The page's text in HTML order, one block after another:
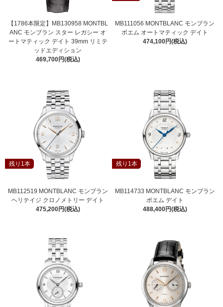
【1786本限定】MB130958 MONTBL
ANC モンブラン スター レガシー オ
ートマティック デイト 39mm リミテ
ッドエディション
469,700円(税込)
MB111056 MONTBLANC モンブラン
ボエム オートマティック デイト
474,100円(税込)
残り1本
MB112519 MONTBLANC モンブラン
ヘリテイジ クロノメトリー デイト
475,200円(税込)
残り1本
MB114733 MONTBLANC モンブラン
ボエム デイト
488,400円(税込)